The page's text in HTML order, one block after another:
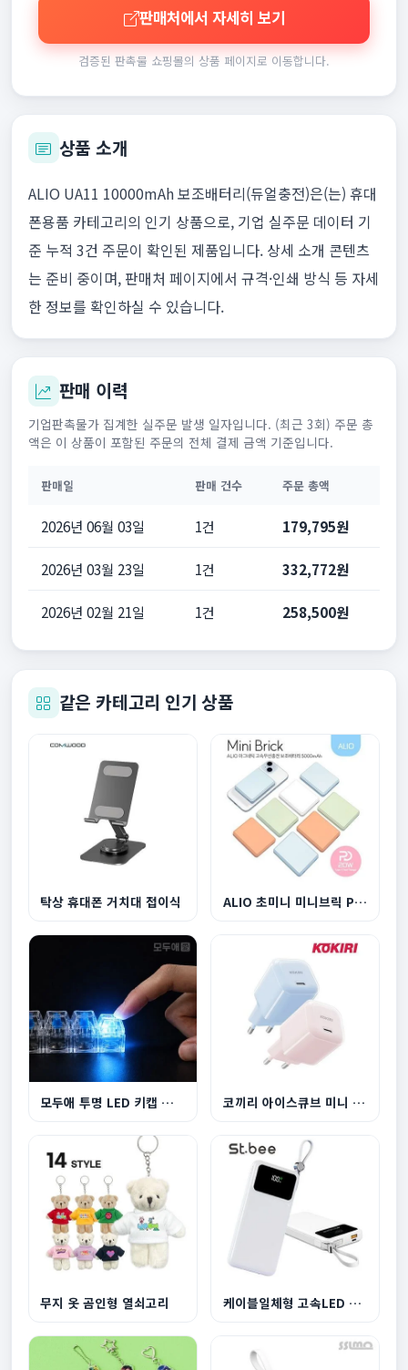
판매처에서 자세히 보기
검증된 판촉물 쇼핑몰의 상품 페이지로 이동합니다.
상품 소개
ALIO UA11 10000mAh 보조배터리(듀얼충전)은(는) 휴대
폰용품 카테고리의 인기 상품으로, 기업 실주문 데이터 기
준 누적 3건 주문이 확인된 제품입니다. 상세 소개 콘텐츠
는 준비 중이며, 판매처 페이지에서 규격·인쇄 방식 등 자세
한 정보를 확인하실 수 있습니다.
판매 이력
기업판촉물가 집계한 실주문 발생 일자입니다. (최근 3회) 주문 총
액은 이 상품이 포함된 주문의 전체 결제 금액 기준입니다.
판매일 판매 건수 주문 총액
2026년 06월 03일 1건 179,795원
2026년 03월 23일 1건 332,772원
2026년 02월 21일 1건 258,500원
같은 카테고리 인기 상품
탁상 휴대폰 거치대 접이식 ALIO 초미니 미니브릭 PD20W 고속충전 맥세이프 5,0...
모두애 투명 LED 키캡 키링 굿즈 코끼리 아이스큐브 미니 45W 1포트 초고속 충전기
무지 옷 곰인형 열쇠고리 케이블일체형 고속LED 보조배터리 PBS100C